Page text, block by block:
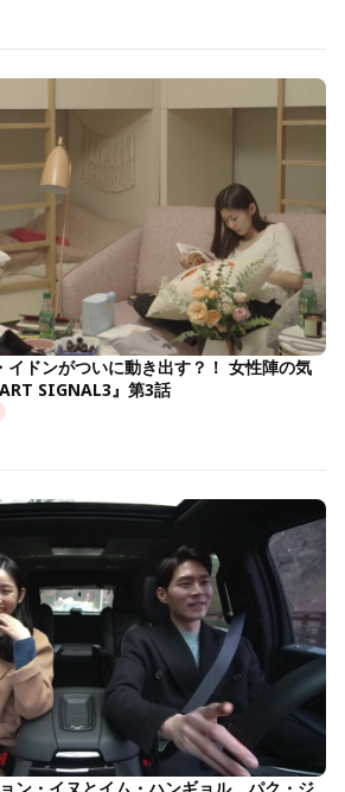
イドンがついに動き出す？！ 女性陣の気
SIGNAL3』第3話